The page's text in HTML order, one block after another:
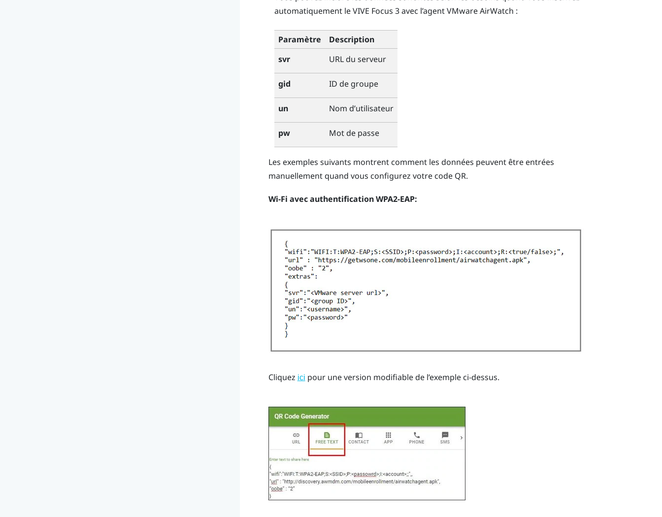
automatiquement leVIVE Focus 3avec l’agentVMware AirWatch :
Paramètre
Description
svr
URL du serveur
gid ID de groupe
un Nom d’utilisateur
pw Mot de passe
Les exemples suivants montrent comment les données peuvent être entrées
manuellement quand vous configurez votre code QR.
Wi-Fi avec authentification WPA2-EAP:
Cliquez ici pour une version modifiable de l’exemple ci-dessus.